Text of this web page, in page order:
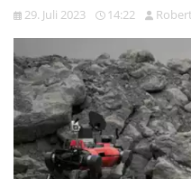
29. Juli 2023 14:22